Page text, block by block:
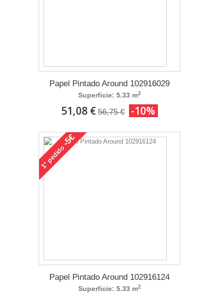
Papel Pintado Around 102916029
Superficie: 5.33 m2
51,08 € 56,75 € -10%
1°
pedido
-5€
Papel Pintado Around 102916124
Superficie: 5.33 m2